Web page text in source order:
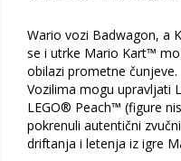
Wario vozi Badwagon, a
se i utrke Mario Kart™
obilazi prometne
Vozilima mogu upravljati
LEGO® Peach™ (figure
pokrenuli autentični
driftanja i letenja iz igre